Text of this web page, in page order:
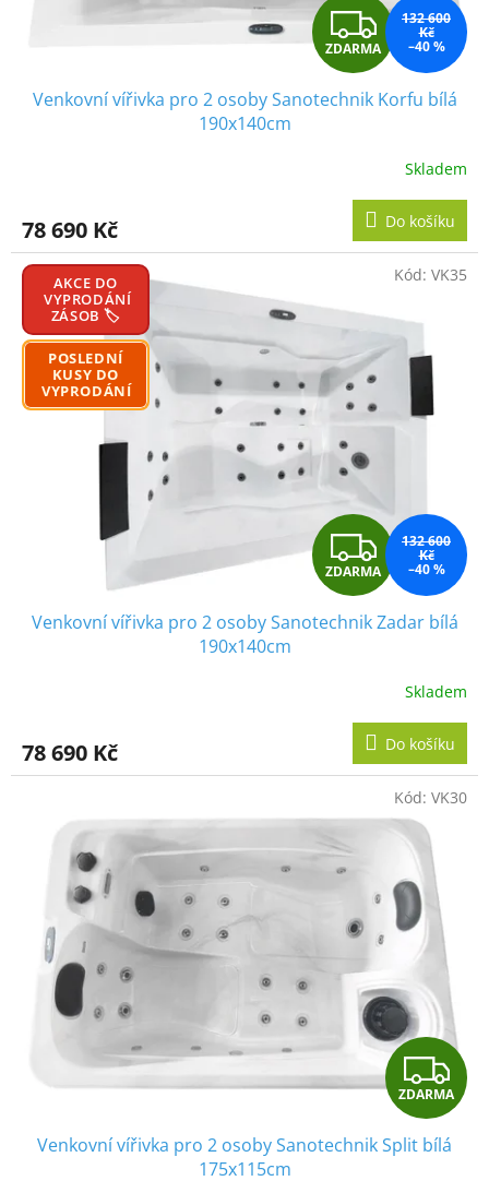
Z
D
A
R
M
A
ZDARMA
132 600
Kč
–40 %
Venkovní vířivka pro 2 osoby Sanotechnik Korfu bílá
190x140cm
Skladem
78 690 Kč Do košíku
AKCE DO
VYPRODÁNÍ
ZÁSOB 🏷️
POSLEDNÍ
KUSY DO
VYPRODÁNÍ
Z
D
A
R
M
A
ZDARMA
132 600
Kč
–40 %
Venkovní vířivka pro 2 osoby Sanotechnik Zadar bílá
190x140cm
Skladem
78 690 Kč Do košíku
Kód: VK35
Z
D
A
ZDARMA
Venkovní vířivka pro 2 osoby Sanotechnik Split bílá
175x115cm
Kód: VK30